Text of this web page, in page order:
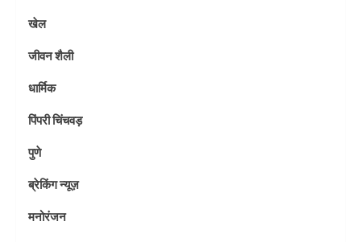
खेल
जीवन शैली
धार्मिक
पिंपरी चिंचवड़
पुणे
ब्रेकिंग न्यूज़
मनोरंजन